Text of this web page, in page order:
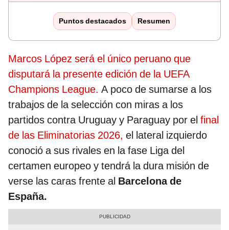
Puntos destacados Resumen
Marcos López será el único peruano que
disputará la presente edición de la UEFA
Champions League. A poco de sumarse a los
trabajos de la selección con miras a los
partidos contra Uruguay y Paraguay por el final
de las Eliminatorias 2026, el lateral izquierdo
conoció a sus rivales en la fase Liga del
certamen europeo y tendrá la dura misión de
verse las caras frente al Barcelona de
España.